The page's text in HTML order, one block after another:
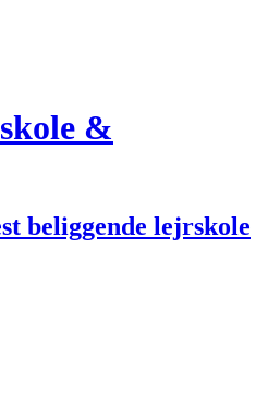
&
beliggende lejrskole